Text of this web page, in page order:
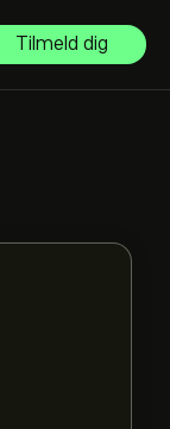
Tilmeld dig